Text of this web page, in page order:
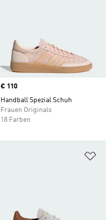
Price
€ 110
Handball Spezial Schuh
Frauen Originals
18 Farben